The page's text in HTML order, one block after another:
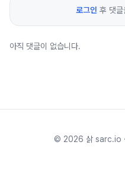
로그인 후 댓
아직 댓글이 없습니다.
© 2026 삵 sarc.io